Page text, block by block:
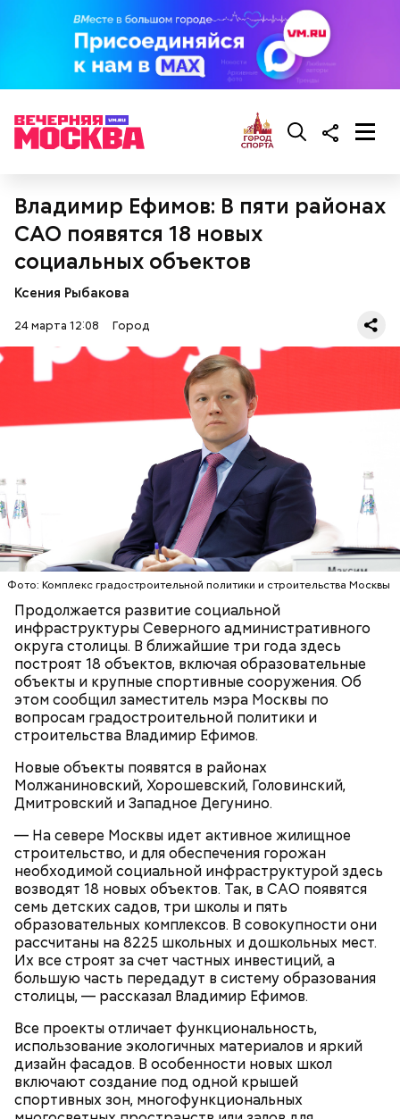
Владимир Ефимов: В пяти районах
САО появятся 18 новых
социальных объектов
Ксения Рыбакова
24 марта 12:08 Город
Фото: Комплекс градостроительной политики и строительства Москвы
Продолжается развитие социальной
инфраструктуры Северного административного
округа столицы. В ближайшие три года здесь
построят 18 объектов, включая образовательные
объекты и крупные спортивные сооружения. Об
этом сообщил заместитель мэра Москвы по
вопросам градостроительной политики и
строительства Владимир Ефимов.
Новые объекты появятся в районах
Молжаниновский, Хорошевский, Головинский,
Дмитровский и Западное Дегунино.
— На севере Москвы идет активное жилищное
строительство, и для обеспечения горожан
необходимой социальной инфраструктурой здесь
возводят 18 новых объектов. Так, в САО появятся
семь детских садов, три школы и пять
образовательных комплексов. В совокупности они
рассчитаны на 8225 школьных и дошкольных мест.
Их все строят за счет частных инвестиций, а
большую часть передадут в систему образования
столицы, — рассказал Владимир Ефимов.
Все проекты отличает функциональность,
использование экологичных материалов и яркий
дизайн фасадов. В особенности новых школ
включают создание под одной крышей
спортивных зон, многофункциональных
На сайте Фонда реновации:
зайти насайтФонда реновации;
пролистать ниже до раздела «Найди свой дом
на карте реновации»;
можно воспользоваться строкой поиска или
найти интересующее здание на карте;
для более детализированного поиска можно
кликнуть на кнопку «Подробная карта
реновации».
Москвы:
поиском по конкретному адресу.